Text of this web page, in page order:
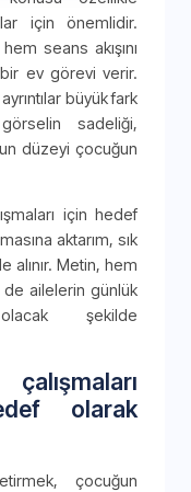
için önemlidir.
seans akışını
ev görevi verir.
büyük fark
sadeliği,
düzeyi çocuğun
için hedef
aktarım, sık
alınır. Metin, hem
de ailelerin günlük
şekilde
olarak
çocuğun